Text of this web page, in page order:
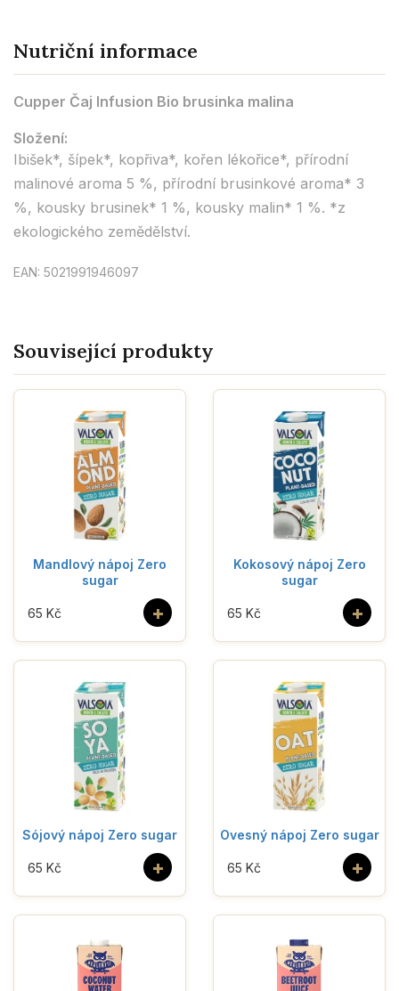
Nutriční informace
Cupper Čaj Infusion Bio brusinka malina
Složení:
Ibišek*, šípek*, kopřiva*, kořen lékořice*, přírodní
malinové aroma 5 %, přírodní brusinkové aroma* 3
%, kousky brusinek* 1 %, kousky malin* 1 %. *z
ekologického zemědělství.
EAN: 5021991946097
Související produkty
Mandlový nápoj Zero
sugar
+
65 Kč
Kokosový nápoj Zero
sugar
+
65 Kč
Sójový nápoj Zero sugar
+
65 Kč
Ovesný nápoj Zero sugar
+
65 Kč